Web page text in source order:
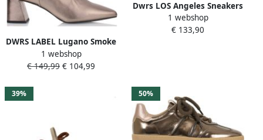
DWRS LABEL Lugano Smoke
metallic Goud Leer
Enkellaars met hak Dames
1 webshop
€ 149,99 € 104,99
Dwrs LOS Angeles Sneakers
| Beige Purple Beige Dames
1 webshop
€ 133,90
39% 50%